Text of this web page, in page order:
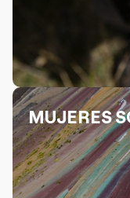
MUJERES